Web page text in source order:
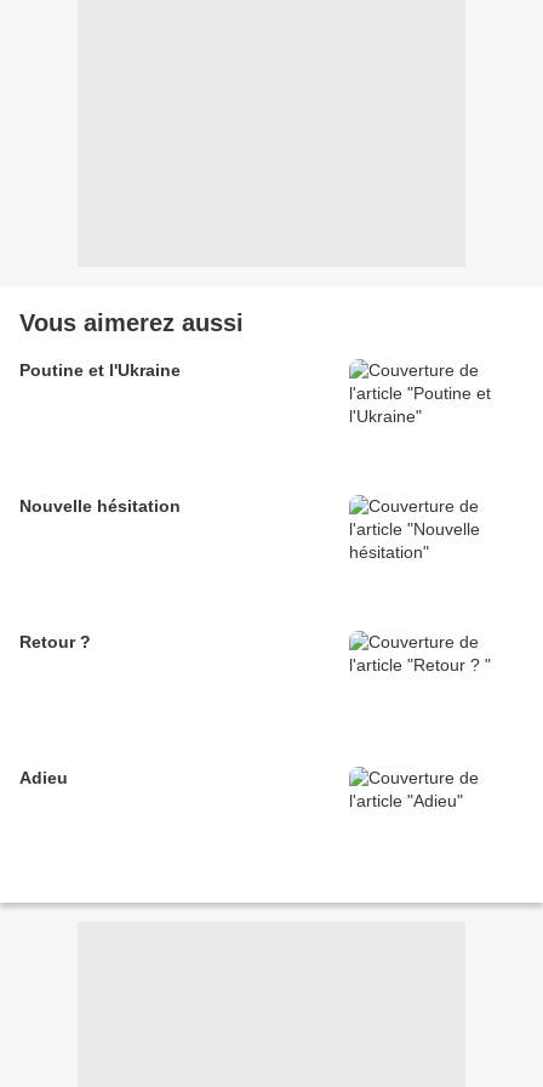
Vous aimerez aussi
Poutine et l'Ukraine
Nouvelle hésitation
Retour ?
Adieu